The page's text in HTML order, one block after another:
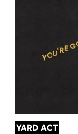
YARD ACT